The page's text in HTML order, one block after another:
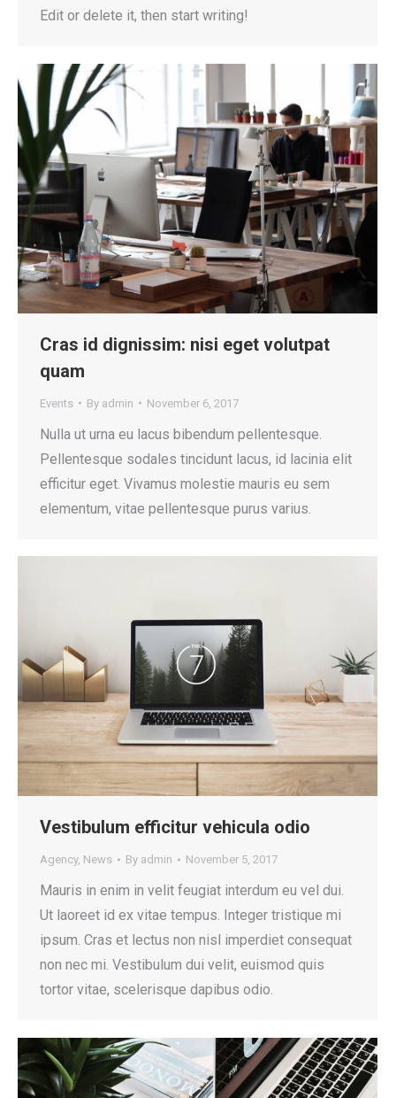
Edit or delete it, then start writing!
Cras id dignissim: nisi eget volutpat
quam
Events By admin November 6, 2017
Nulla ut urna eu lacus bibendum pellentesque.
Pellentesque sodales tincidunt lacus, id lacinia elit
efficitur eget. Vivamus molestie mauris eu sem
elementum, vitae pellentesque purus varius.
Vestibulum efficitur vehicula odio
Agency, News By admin November 5, 2017
Mauris in enim in velit feugiat interdum eu vel dui.
Ut laoreet id ex vitae tempus. Integer tristique mi
ipsum. Cras et lectus non nisl imperdiet consequat
non nec mi. Vestibulum dui velit, euismod quis
tortor vitae, scelerisque dapibus odio.